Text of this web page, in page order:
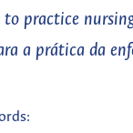
to practice
a prática da